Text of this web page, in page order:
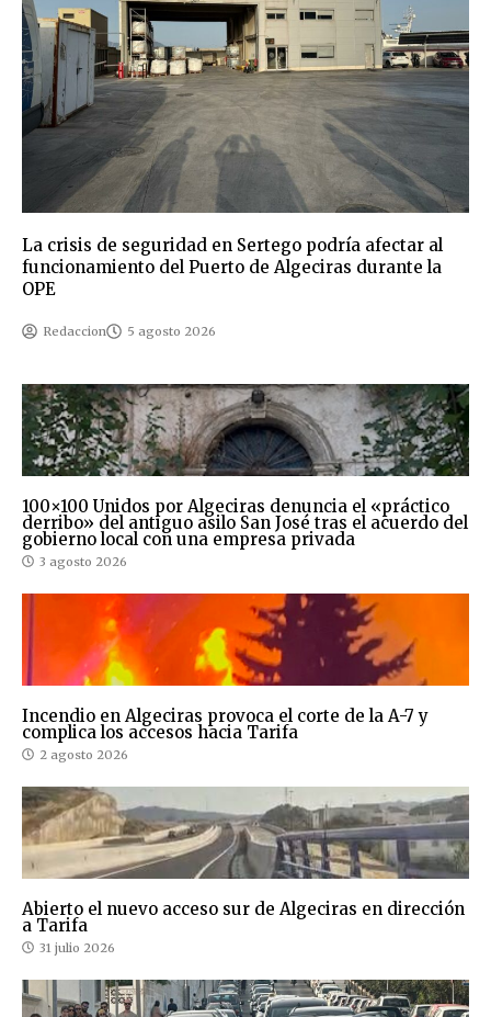
La crisis de seguridad en Sertego podría afectar al
funcionamiento del Puerto de Algeciras durante la
OPE
Redaccion 5 agosto 2026
100×100 Unidos por Algeciras denuncia el «práctico
derribo» del antiguo asilo San José tras el acuerdo del
gobierno local con una empresa privada
3 agosto 2026
Incendio en Algeciras provoca el corte de la A-7 y
complica los accesos hacia Tarifa
2 agosto 2026
Abierto el nuevo acceso sur de Algeciras en dirección
a Tarifa
31 julio 2026